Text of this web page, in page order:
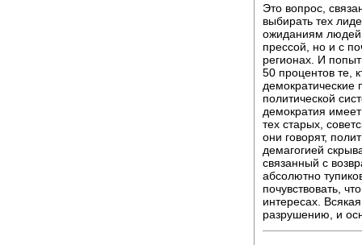
Это вопрос,
выбирать тех
ожиданиям
прессой, но и с
регионах. И
50 процентов те,
политической
демократия
тех старых,
они говорят,
демагогией
связанный с
абсолютно
почувствовать,
интересах.
разрушению, и